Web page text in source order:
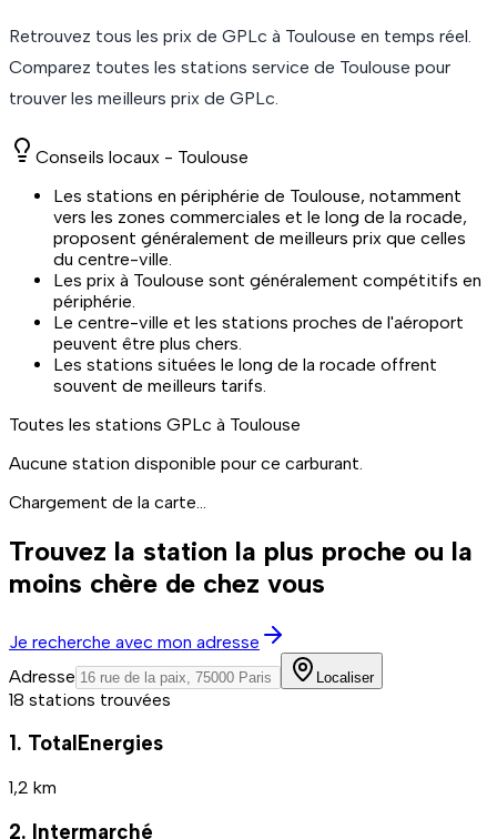
Retrouvez tous les prix de GPLc à Toulouse en temps réel.
Comparez toutes les stations service de Toulouse pour
trouver les meilleurs prix de GPLc.
Conseils locaux - Toulouse
Les stations en périphérie de Toulouse, notamment
vers les zones commerciales et le long de la rocade,
proposent généralement de meilleurs prix que celles
du centre-ville.
Les prix à Toulouse sont généralement compétitifs en
périphérie.
Le centre-ville et les stations proches de l'aéroport
peuvent être plus chers.
Les stations situées le long de la rocade offrent
souvent de meilleurs tarifs.
Toutes les stations GPLc à Toulouse
Aucune station disponible pour ce carburant.
Chargement de la carte...
Trouvez la station la plus proche ou la
moins chère de chez vous
Je recherche avec mon adresse
Adresse
Localiser
18 stations trouvées
1. TotalEnergies
1,2 km
2. Intermarché